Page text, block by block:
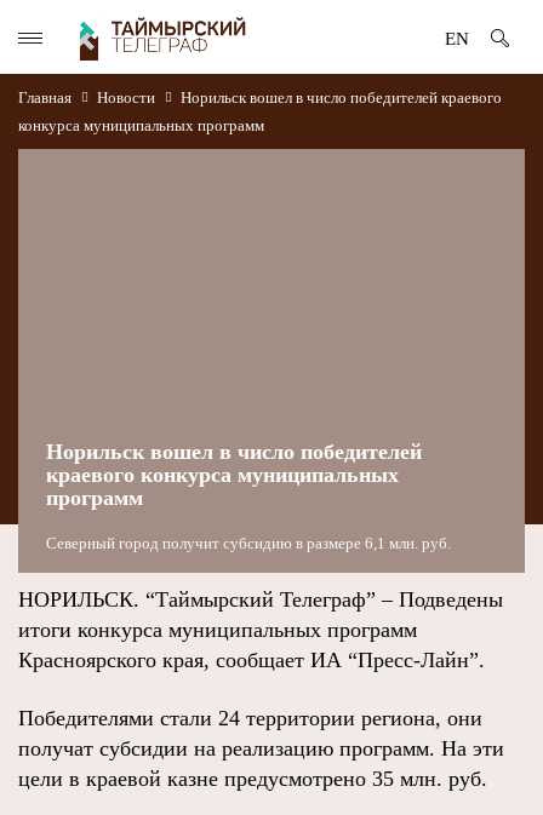
EN
Главная Новости
Норильск вошел в число победителей краевого
конкурса муниципальных программ
Норильск вошел в число победителей
краевого конкурса муниципальных
программ
Северный город получит субсидию в размере 6,1 млн. руб.
НОРИЛЬСК. “Таймырский Телеграф” – Подведены
итоги конкурса муниципальных программ
Красноярского края, сообщает ИА “Пресс-Лайн”.
Победителями стали 24 территории региона, они
получат субсидии на реализацию программ. На эти
цели в краевой казне предусмотрено 35 млн. руб.